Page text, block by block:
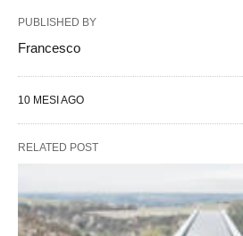
PUBLISHED BY
Francesco
10 MESI AGO
RELATED POST